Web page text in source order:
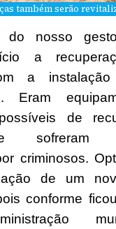
também serão
do nosso
a
a
Eram
de
sofreram
criminosos.
de um
conforme